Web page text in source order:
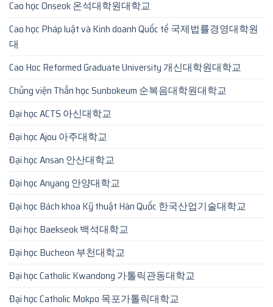
Cao học Onseok 온석대학원대학교
Cao học Pháp luật và Kinh doanh Quốc tế 국제법률경영대학원
대
Cao Hoc Reformed Graduate University 개신대학원대학교
Chủng viện Thần học Sunbokeum 순복음대학원대학교
Đại học ACTS 아신대학교
Đại học Ajou 아주대학교
Đại học Ansan 안산대학교
Đại học Anyang 안양대학교
Đại học Bách khoa Kỹ thuật Hàn Quốc 한국산업기술대학교
Đại học Baekseok 백석대학교
Đại học Bucheon 부천대학교
Đại học Catholic Kwandong 가톨릭관동대학교
Đại học Catholic Mokpo 목포가톨릭대학교